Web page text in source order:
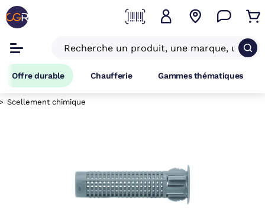
Offre durable Chaufferie Gammes thématiques
Scellement chimique